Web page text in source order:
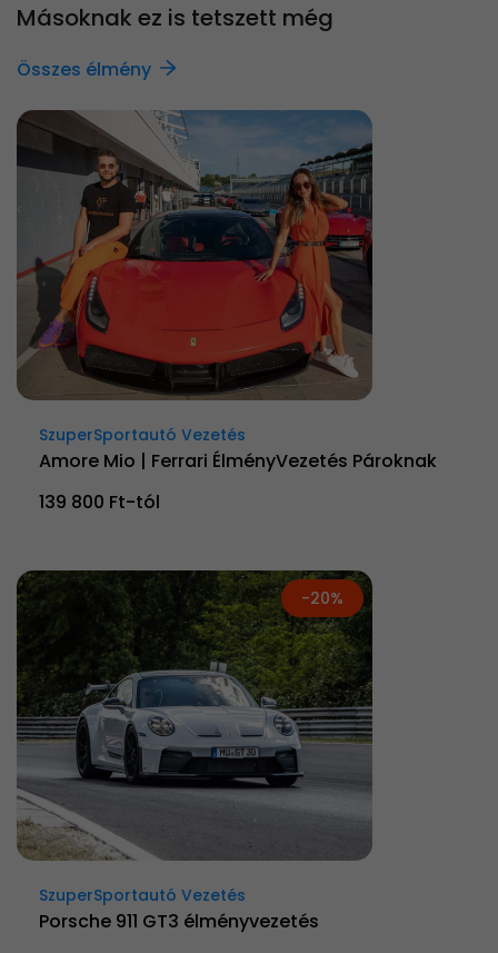
Másoknak ez is tetszett még
Összes élmény
SzuperSportautó Vezetés
Amore Mio | Ferrari ÉlményVezetés Pároknak
139 800 Ft-tól
-20%
SzuperSportautó Vezetés
Porsche 911 GT3 élményvezetés